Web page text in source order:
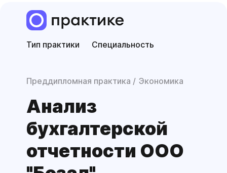
Тип практики Специальность
Преддипломная практика Экономика
Анализ
бухгалтерской
отчетности ООО